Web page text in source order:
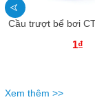
1₫
Xem thêm >>